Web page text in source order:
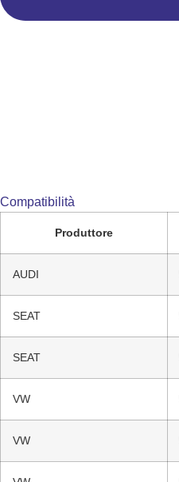
Compatibilità
Produttore
AUDI
SEAT
SEAT
VW
VW